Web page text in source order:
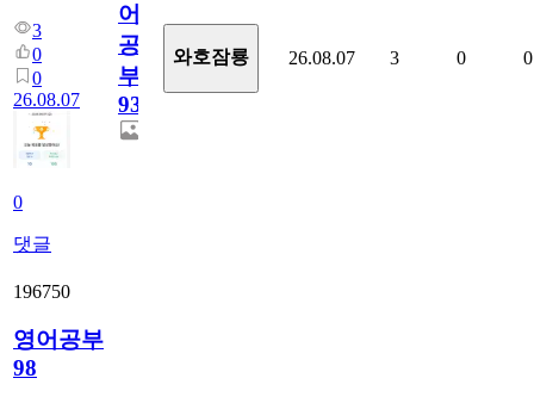
3
0
0
26.08.07
0
댓글
어
공
부
930
와호잠룡 26.08.07 3 0 0
196750
영어공부
98